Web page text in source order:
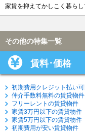
家賃を抑えてかしこく暮ら
その他の特集一覧
賃料･価格
初期費用クレジット払い
仲介手数料無料の賃貸物件
フリーレントの賃貸物件
家賃3万円以下の賃貸物件
家賃5万円以下の賃貸物件
初期費用が安い賃貸物件